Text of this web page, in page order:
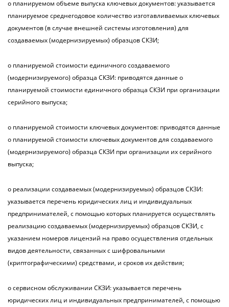
о планируемом объеме выпуска ключевых документов: указывается
планируемое среднегодовое количество изготавливаемых ключевых
документов (в случае внешней системы изготовления) для
создаваемых (модернизируемых) образцов СКЗИ;
о планируемой стоимости единичного создаваемого
(модернизируемого) образца СКЗИ: приводятся данные о
планируемой стоимости единичного образца СКЗИ при организации
серийного выпуска;
о планируемой стоимости ключевых документов: приводятся данные
о планируемой стоимости ключевых документов для создаваемого
(модернизируемого) образца СКЗИ при организации их серийного
выпуска;
о реализации создаваемых (модернизируемых) образцов СКЗИ:
указывается перечень юридических лиц и индивидуальных
предпринимателей, с помощью которых планируется осуществлять
реализацию создаваемых (модернизируемых) образцов СКЗИ, с
указанием номеров лицензий на право осуществления отдельных
видов деятельности, связанных с шифровальными
(криптографическими) средствами, и сроков их действия;
о сервисном обслуживании СКЗИ: указывается перечень
юридических лиц и индивидуальных предпринимателей, с помощью